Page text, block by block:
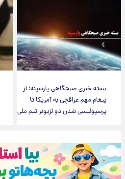
بسته خبری صبحگاهی پارسینه؛ از
پیغام مهم عراقچی به آمریکا تا
پرسپولیسی شدن دو لژیونر تیم ملی